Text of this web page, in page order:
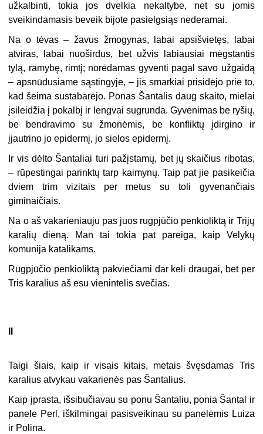
užkalbinti, tokia jos dvelkia nekaltybe, net su jomis
sveikindamasis beveik bijote pasielgsiąs nederamai.
Na o tėvas – žavus žmogynas, labai apsišvietęs, labai
atviras, labai nuoširdus, bet užvis labiausiai mėgstantis
tylą, ramybę, rimtį; norėdamas gyventi pagal savo užgaidą
– apsnūdusiame sąstingyje, – jis smarkiai prisidėjo prie to,
kad šeima sustabarėjo. Ponas Šantalis daug skaito, mielai
įsileidžia į pokalbį ir lengvai sugrunda. Gyvenimas be ryšių,
be bendravimo su žmonėmis, be konfliktų įdirgino ir
įjautrino jo epidermį, jo sielos epidermį.
Ir vis dėlto Šantaliai turi pažįstamų, bet jų skaičius ribotas,
– rūpestingai parinktų tarp kaimynų. Taip pat jie pasikeičia
dviem trim vizitais per metus su toli gyvenančiais
giminaičiais.
Na o aš vakarieniauju pas juos rugpjūčio penkioliktą ir Trijų
karalių dieną. Man tai tokia pat pareiga, kaip Velykų
komunija katalikams.
Rugpjūčio penkioliktą pakviečiami dar keli draugai, bet per
Tris karalius aš esu vienintelis svečias.
Taigi šiais, kaip ir visais kitais, metais švęsdamas Tris
karalius atvykau vakarienės pas Šantalius.
Kaip įprasta, išsibučiavau su ponu Šantaliu, ponia Šantal ir
panele Perl, iškilmingai pasisveikinau su panelėmis Luiza
ir Polina.